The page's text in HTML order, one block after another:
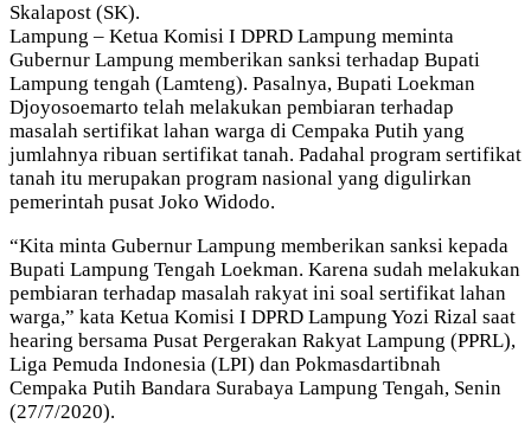
Skalapost (SK).
Lampung – Ketua Komisi I DPRD Lampung meminta
Gubernur Lampung memberikan sanksi terhadap Bupati
Lampung tengah (Lamteng). Pasalnya, Bupati Loekman
Djoyosoemarto telah melakukan pembiaran terhadap
masalah sertifikat lahan warga di Cempaka Putih yang
jumlahnya ribuan sertifikat tanah. Padahal program sertifikat
tanah itu merupakan program nasional yang digulirkan
pemerintah pusat Joko Widodo.
“Kita minta Gubernur Lampung memberikan sanksi kepada
Bupati Lampung Tengah Loekman. Karena sudah melakukan
pembiaran terhadap masalah rakyat ini soal sertifikat lahan
warga,” kata Ketua Komisi I DPRD Lampung Yozi Rizal saat
hearing bersama Pusat Pergerakan Rakyat Lampung (PPRL),
Liga Pemuda Indonesia (LPI) dan Pokmasdartibnah
Cempaka Putih Bandara Surabaya Lampung Tengah, Senin
(27/7/2020).